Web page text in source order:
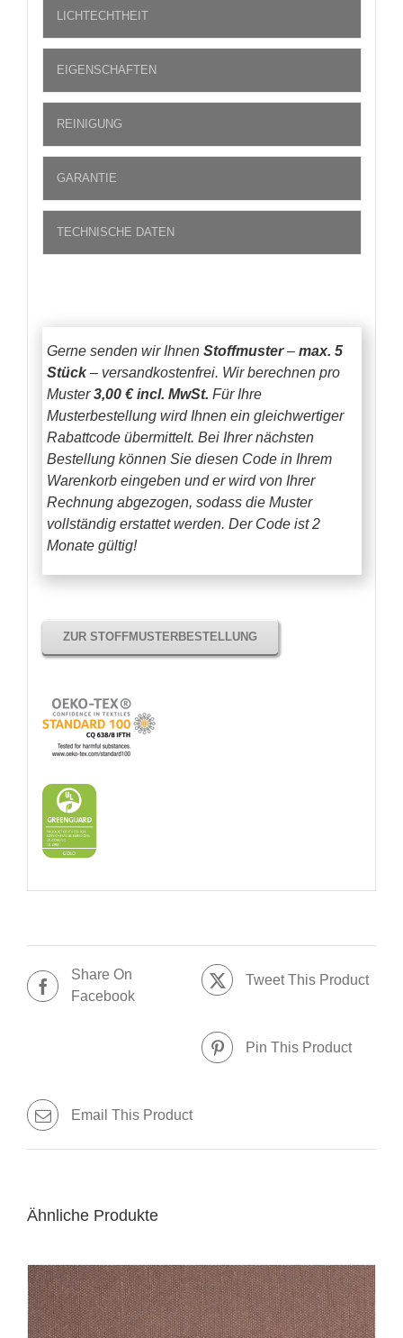
LICHTECHTHEIT
EIGENSCHAFTEN
REINIGUNG
GARANTIE
TECHNISCHE DATEN
Gerne senden wir Ihnen Stoffmuster– max. 5
Stück– versandkostenfrei. Wir berechnen pro
Muster3,00 € incl. MwSt. Für Ihre
Musterbestellung wird Ihnen ein gleichwertiger
Rabattcode übermittelt. Bei Ihrer nächsten
Bestellung können Sie diesen Code in Ihrem
Warenkorb eingeben und er wird von Ihrer
Rechnung abgezogen, sodass die Muster
vollständig erstattet werden. Der Code ist 2
Monate gültig!
ZUR STOFFMUSTERBESTELLUNG
Share On
Facebook
Tweet This Product
Pin This Product
Email This Product
Ähnliche Produkte